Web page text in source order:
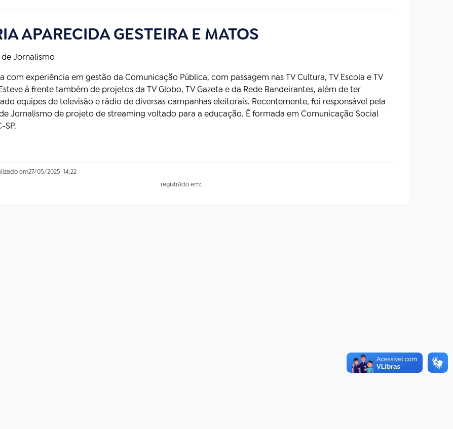
APARECIDA GESTEIRA E MATOS
Jornalismo
com experiência em gestão da Comunicação Pública, com passagem nas TV Cultura, TV Escola e TV
à frente também de projetos da TV Globo, TV Gazeta e da Rede Bandeirantes, além de ter
equipes de televisão e rádio de diversas campanhas eleitorais. Recentemente, foi responsável pela
Jornalismo de projeto de streaming voltado para a educação. É formada em Comunicação Social
SP.
em27/05/2025-14:22
registrado em: